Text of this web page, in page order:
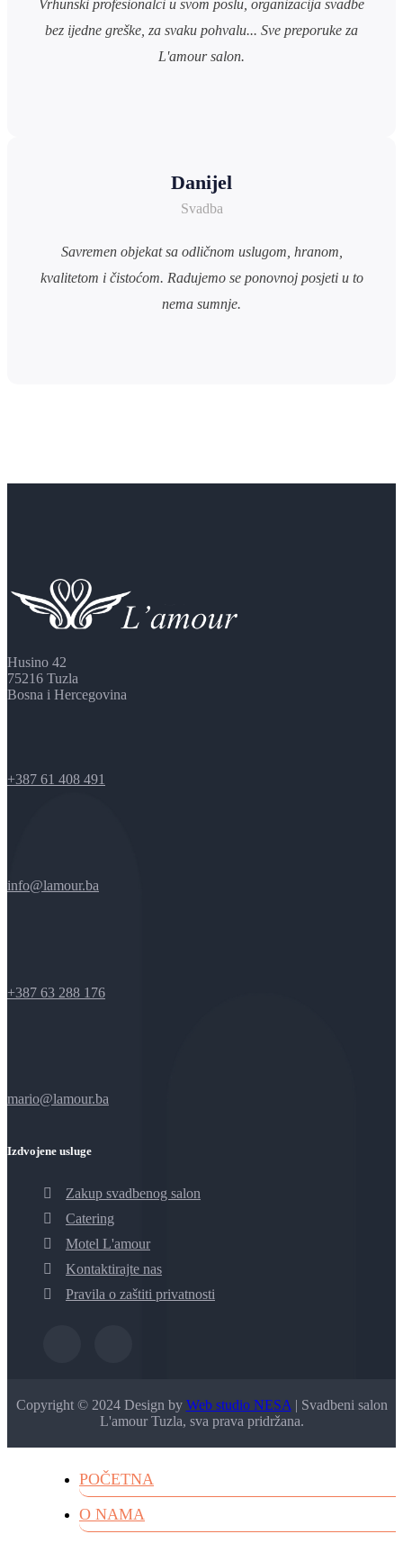
Vrhunski profesionalci u svom poslu, organizacija svadbe
bez ijedne greške, za svaku pohvalu... Sve preporuke za
L'amour salon.
Danijel
Svadba
Savremen objekat sa odličnom uslugom, hranom,
kvalitetom i čistoćom. Radujemo se ponovnoj posjeti u to
nema sumnje.
Husino 42
75216 Tuzla
Bosna i Hercegovina
+387 61 408 491
info@lamour.ba
+387 63 288 176
mario@lamour.ba
Izdvojene usluge
Zakup svadbenog salon
Catering
Motel L'amour
Kontaktirajte nas
Pravila o zaštiti privatnosti
Copyright © 2024 Design by Web studio NESA | Svadbeni salon
L'amour Tuzla, sva prava pridržana.
POČETNA
O NAMA